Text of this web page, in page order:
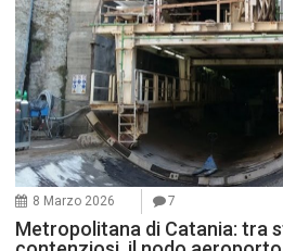
8 Marzo 2026 7
Metropolitana di Catania: tra